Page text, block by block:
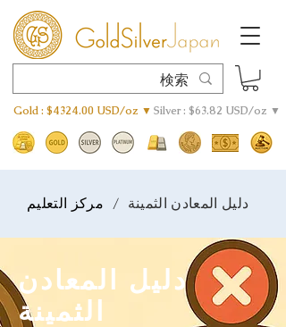
Gold : $4324.00 USD/oz ▼ Silver : $63.82 USD/oz ▼
مركز التعليم / دليل المعادن الثمينة
دليل المعادن
الثمينة